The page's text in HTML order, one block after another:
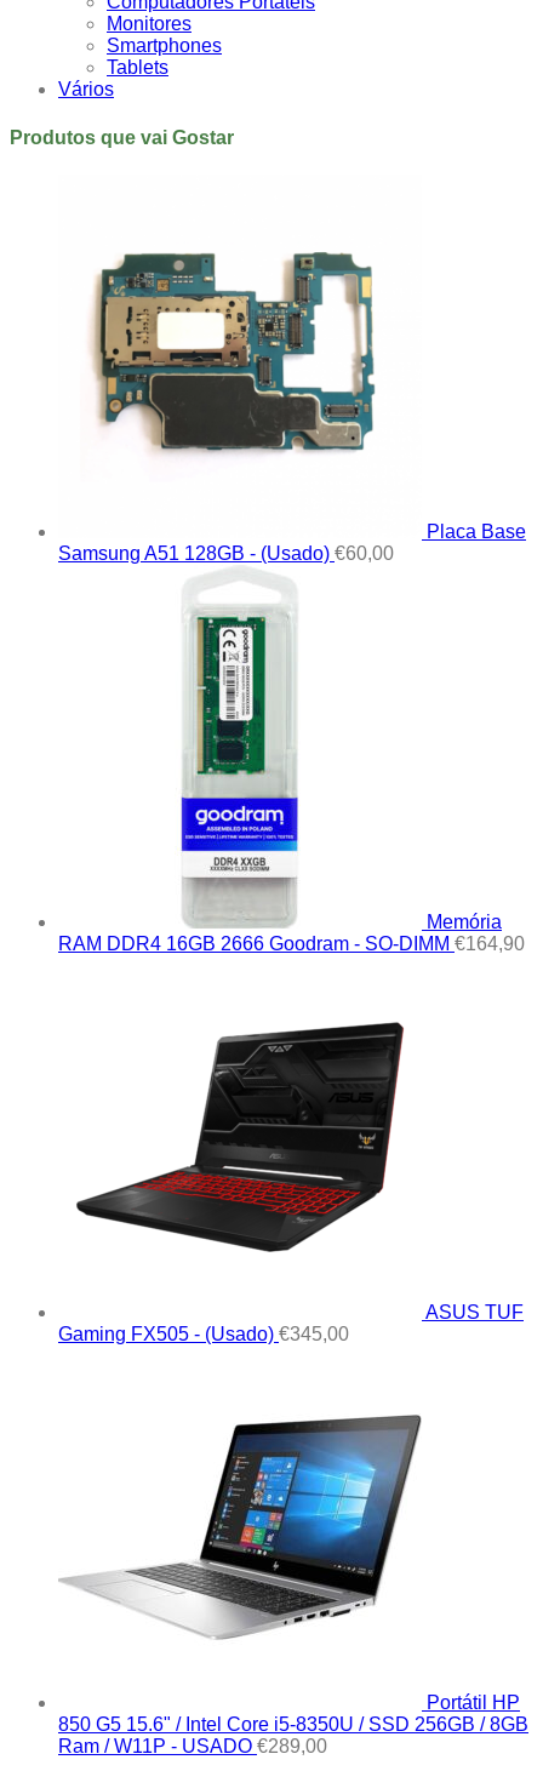
Monitores
Smartphones
Tablets
Vários
Produtos que vai Gostar
Placa Base
Samsung A51 128GB - (Usado) €60,00
Memória
RAM DDR4 16GB 2666 Goodram - SO-DIMM €164,90
ASUS TUF
Gaming FX505 - (Usado) €345,00
Portátil HP
850 G5 15.6" / Intel Core i5-8350U / SSD 256GB / 8GB
Ram / W11P - USADO €289,00